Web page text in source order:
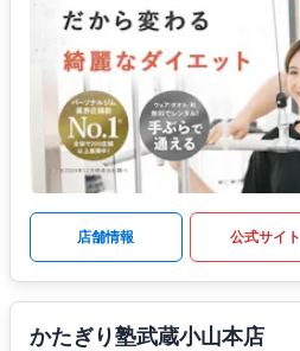
店舗情報 公式サイト
かたぎり塾武蔵小山本店